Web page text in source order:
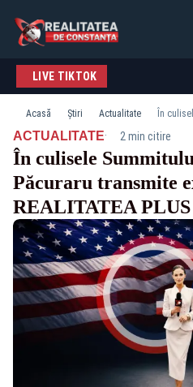
LIVE TIKTOK
Acasă Știri Actualitate
ACTUALITATE· 2 min citire
În culisele
Păcuraru transmite
REALITATEA PLUS